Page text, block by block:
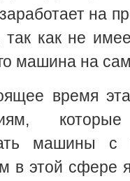
на
как не
машина на
время
машины с
в этой сфере